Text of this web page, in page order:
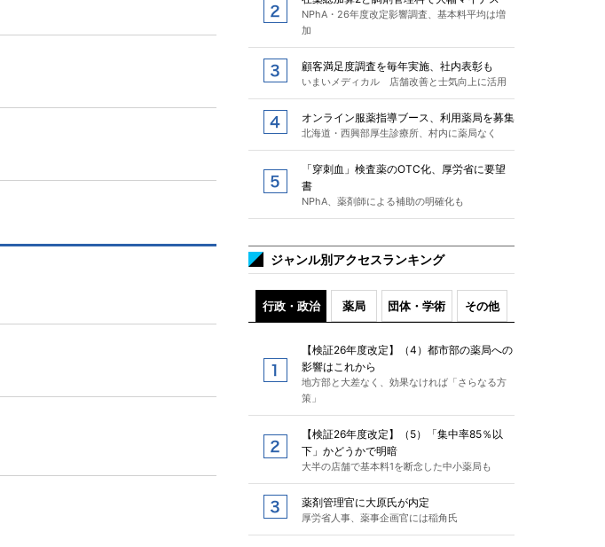
NPhA・26年度改定影響調査、基本料平均は増
加
顧客満足度調査を毎年実施、社内表彰も
いまいメディカル 店舗改善と士気向上に活用
オンライン服薬指導ブース、利用薬局を募集
北海道・西興部厚生診療所、村内に薬局なく
「穿刺血」検査薬のOTC化、厚労省に要望
書
NPhA、薬剤師による補助の明確化も
ジャンル別アクセスランキング
行政・政治 薬局 団体・学術 その他
【検証26年度改定】（4）都市部の薬局への
影響はこれから
地方部と大差なく、効果なければ「さらなる方
策」
【検証26年度改定】（5）「集中率85％以
下」かどうかで明暗
大半の店舗で基本料1を断念した中小薬局も
薬剤管理官に大原氏が内定
厚労省人事、薬事企画官には稲角氏